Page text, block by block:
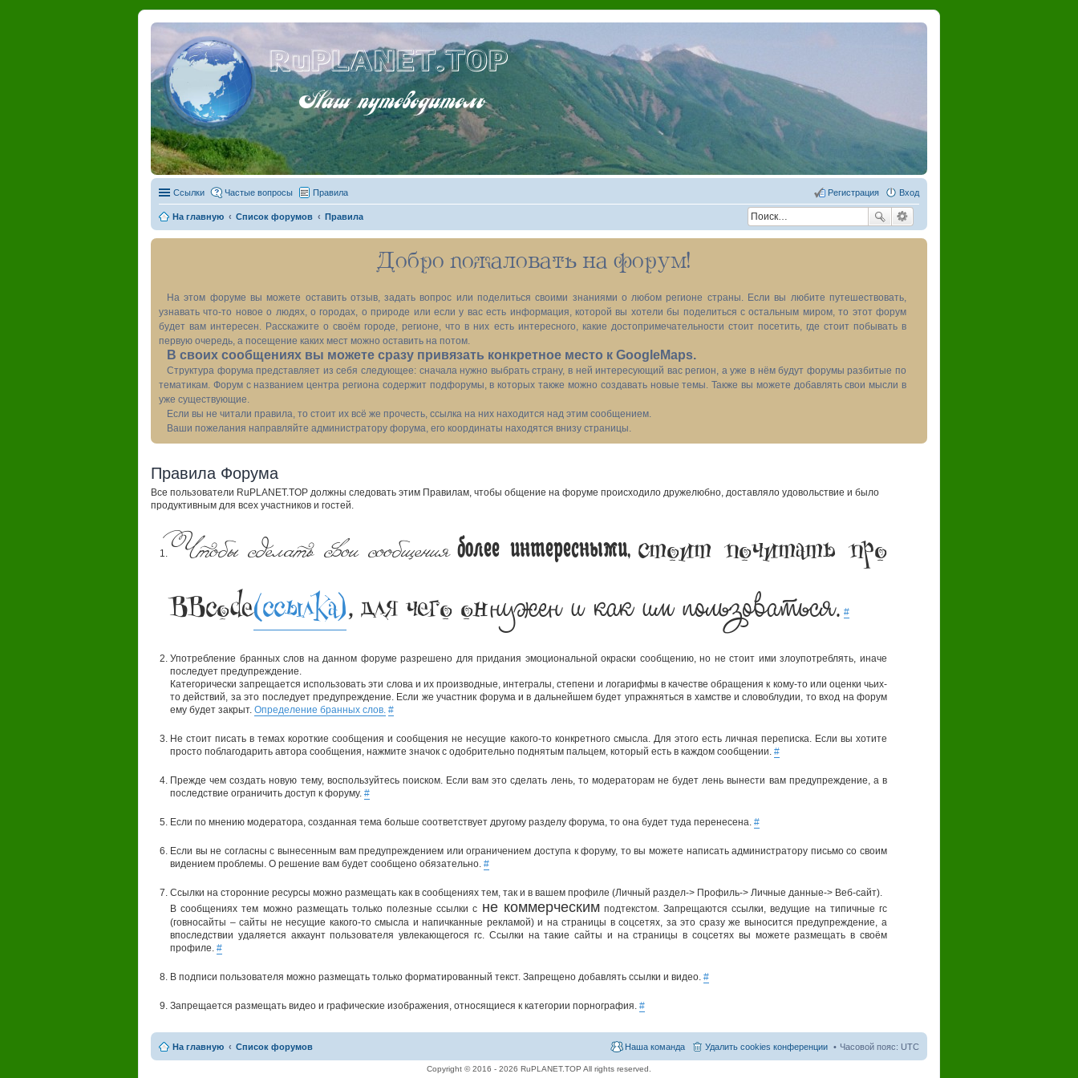
RuPLANET.TOP
Наш путеводитель
Ссылки Частые вопросы Правила Вход
Регистрация
На главную Список форумов Правила
Добро пожаловать на форум!
На этом форуме вы можете оставить отзыв, задать вопрос или поделиться своими знаниями о любом регионе страны. Если вы любите путешествовать,
узнавать что-то новое о людях, о городах, о природе или если у вас есть информация, которой вы хотели бы поделиться с остальным миром, то этот форум
будет вам интересен. Расскажите о своём городе, регионе, что в них есть интересного, какие достопримечательности стоит посетить, где стоит побывать в
первую очередь, а посещение каких мест можно оставить на потом.
В своих сообщениях вы можете сразу привязать конкретное место к GoogleMaps.
Структура форума представляет из себя следующее: сначала нужно выбрать страну, в ней интересующий вас регион, а уже в нём будут форумы разбитые по
тематикам. Форум с названием центра региона содержит подфорумы, в которых также можно создавать новые темы. Также вы можете добавлять свои мысли в
уже существующие.
Если вы не читали правила, то стоит их всё же прочесть, ссылка на них находится над этим сообщением.
Ваши пожелания направляйте администратору форума, его координаты находятся внизу страницы.
Правила Форума
Все пользователи RuPLANET.TOP должны следовать этим Правилам, чтобы общение на форуме происходило дружелюбно, доставляло удовольствие и было
продуктивным для всех участников и гостей.
Чтобы сделать свои сообщения более интересными, стоит почитать про
BBcode(ссылка), для чего оннужен и как им пользоваться. #
Употребление бранных слов на данном форуме разрешено для придания эмоциональной окраски сообщению, но не стоит ими злоупотреблять, иначе
последует предупреждение.
Категорически запрещается использовать эти слова и их производные, интегралы, степени и логарифмы в качестве обращения к кому-то или оценки чьих-
то действий, за это последует предупреждение. Если же участник форума и в дальнейшем будет упражняться в хамстве и словоблудии, то вход на форум
ему будет закрыт. Определение бранных слов. #
Не стоит писать в темах короткие сообщения и сообщения не несущие какого-то конкретного смысла. Для этого есть личная переписка. Если вы хотите
просто поблагодарить автора сообщения, нажмите значок с одобрительно поднятым пальцем, который есть в каждом сообщении. #
Прежде чем создать новую тему, воспользуйтесь поиском. Если вам это сделать лень, то модераторам не будет лень вынести вам предупреждение, а в
последствие ограничить доступ к форуму. #
Если по мнению модератора, созданная тема больше соответствует другому разделу форума, то она будет туда перенесена. #
Если вы не согласны с вынесенным вам предупреждением или ограничением доступа к форуму, то вы можете написать администратору письмо со своим
видением проблемы. О решение вам будет сообщено обязательно. #
Ссылки на сторонние ресурсы можно размещать как в сообщениях тем, так и в вашем профиле (Личный раздел-> Профиль-> Личные данные-> Веб-сайт).
В сообщениях тем можно размещать только полезные ссылки с не коммерческим подтекстом. Запрещаются ссылки, ведущие на типичные гс
(говносайты – сайты не несущие какого-то смысла и напичканные рекламой) и на страницы в соцсетях, за это сразу же выносится предупреждение, а
впоследствии удаляется аккаунт пользователя увлекающегося гс. Ссылки на такие сайты и на страницы в соцсетях вы можете размещать в своём
профиле. #
В подписи пользователя можно размещать только форматированный текст. Запрещено добавлять ссылки и видео. #
Запрещается размещать видео и графические изображения, относящиеся к категории порнография. #
На главную Список форумов Часовой пояс: UTC
Удалить cookies конференции
Наша команда
Copyright © 2016 - 2026 RuPLANET.TOP All rights reserved.